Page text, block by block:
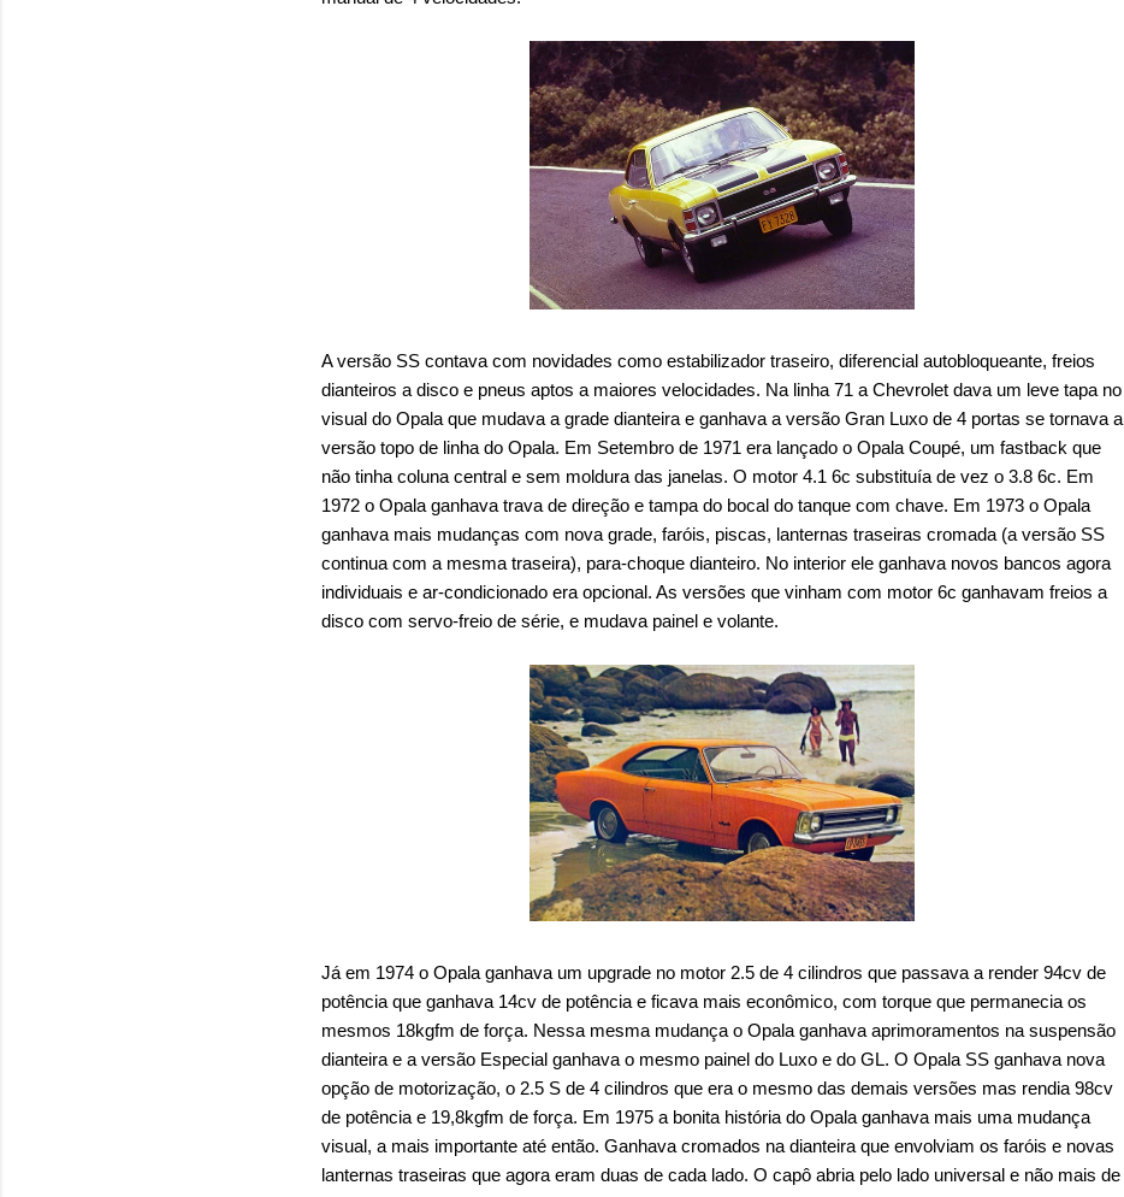
A versão SS contava com novidades como estabilizador traseiro, diferencial autobloqueante, freios
dianteiros a disco e pneus aptos a maiores velocidades. Na linha 71 a Chevrolet dava um leve tapa no
visual do Opala que mudava a grade dianteira e ganhava a versão Gran Luxo de 4 portas se tornava a
versão topo de linha do Opala. Em Setembro de 1971 era lançado o Opala Coupé, um fastback que
não tinha coluna central e sem moldura das janelas. O motor 4.1 6c substituía de vez o 3.8 6c. Em
1972 o Opala ganhava trava de direção e tampa do bocal do tanque com chave. Em 1973 o Opala
ganhava mais mudanças com nova grade, faróis, piscas, lanternas traseiras cromada (a versão SS
continua com a mesma traseira), para-choque dianteiro. No interior ele ganhava novos bancos agora
individuais e ar-condicionado era opcional. As versões que vinham com motor 6c ganhavam freios a
disco com servo-freio de série, e mudava painel e volante.
Já em 1974 o Opala ganhava um upgrade no motor 2.5 de 4 cilindros que passava a render 94cv de
potência que ganhava 14cv de potência e ficava mais econômico, com torque que permanecia os
mesmos 18kgfm de força. Nessa mesma mudança o Opala ganhava aprimoramentos na suspensão
dianteira e a versão Especial ganhava o mesmo painel do Luxo e do GL. O Opala SS ganhava nova
opção de motorização, o 2.5 S de 4 cilindros que era o mesmo das demais versões mas rendia 98cv
de potência e 19,8kgfm de força. Em 1975 a bonita história do Opala ganhava mais uma mudança
visual, a mais importante até então. Ganhava cromados na dianteira que envolviam os faróis e novas
lanternas traseiras que agora eram duas de cada lado. O capô abria pelo lado universal e não mais de